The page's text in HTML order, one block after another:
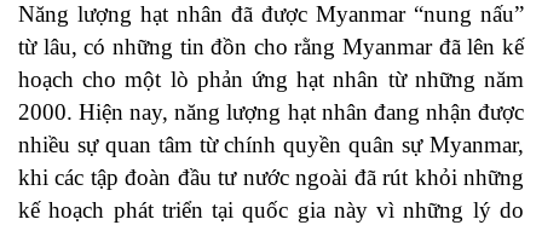
Năng lượng hạt nhân đã được Myanmar “nung nấu”
từ lâu, có những tin đồn cho rằng Myanmar đã lên kế
hoạch cho một lò phản ứng hạt nhân từ những năm
2000. Hiện nay, năng lượng hạt nhân đang nhận được
nhiều sự quan tâm từ chính quyền quân sự Myanmar,
khi các tập đoàn đầu tư nước ngoài đã rút khỏi những
kế hoạch phát triển tại quốc gia này vì những lý do